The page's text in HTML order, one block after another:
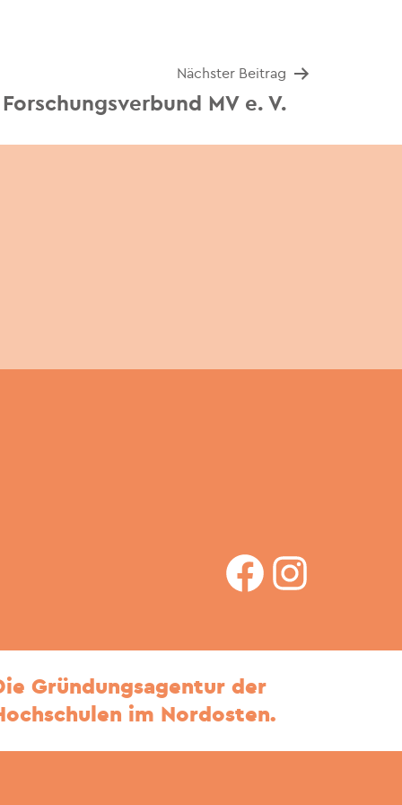
Nächster Beitrag
Forschungsverbund MV e. V.
facebook
Gründungsagentur der
im Nordosten.